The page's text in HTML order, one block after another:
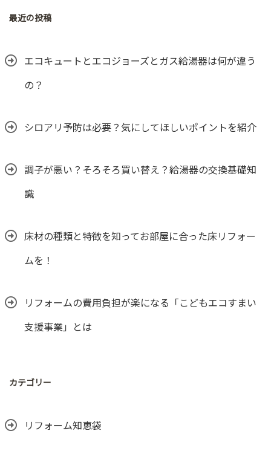
最近の投稿
エコキュートとエコジョーズとガス給湯器は何が違う
の？
シロアリ予防は必要？気にしてほしいポイントを紹介
調子が悪い？そろそろ買い替え？給湯器の交換基礎知
識
床材の種類と特徴を知ってお部屋に合った床リフォー
ムを！
リフォームの費用負担が楽になる「こどもエコすまい
支援事業」とは
カテゴリー
リフォーム知恵袋